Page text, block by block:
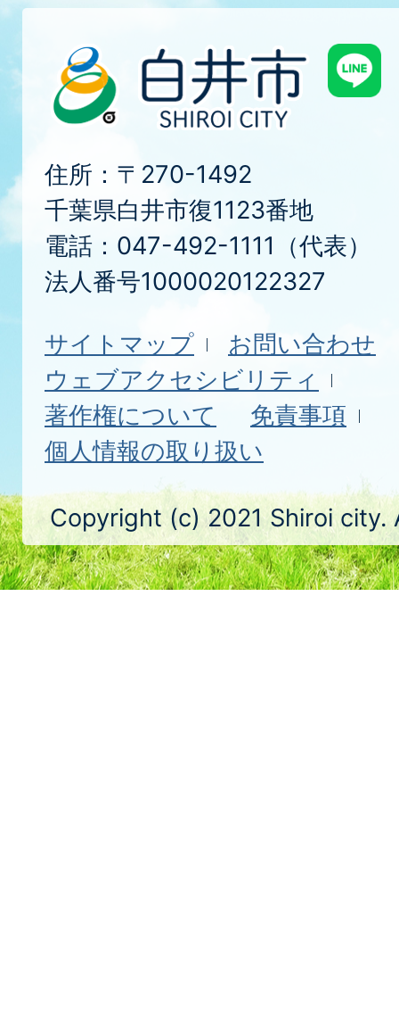
住所：〒270-1492
千葉県白井市復1123番地
電話：047-492-1111（代表）
法人番号1000020122327
サイトマップ
お問い合わせ
ウェブアクセシビリティ
著作権について
免責事項
個人情報の取り扱い
Copyright (c) 2021 Shiroi city.